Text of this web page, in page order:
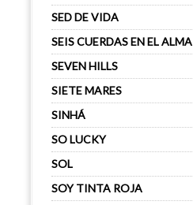
SED DE VIDA
SEIS CUERDAS EN EL ALMA
SEVEN HILLS
SIETE MARES
SINHÁ
SO LUCKY
SOL
SOY TINTA ROJA